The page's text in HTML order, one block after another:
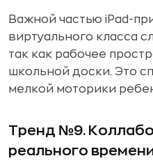
Важной частью iPad-
виртуального класса
так как рабочее
школьной доски. Это
мелкой моторики
Тренд №9.
реального